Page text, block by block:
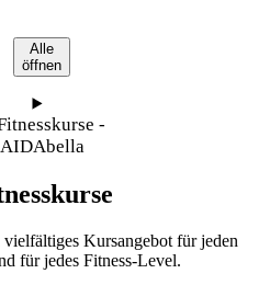
Alle
öffnen
Kursangebot für jeden
für jedes Fitness-Level.